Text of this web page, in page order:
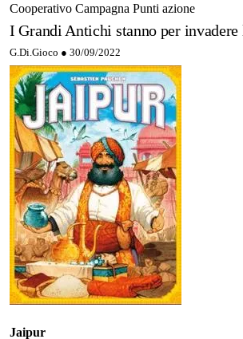
Cooperativo Campagna Punti azione
I Grandi Antichi stanno per invadere
G.Di.Gioco ● 30/09/2022
Jaipur